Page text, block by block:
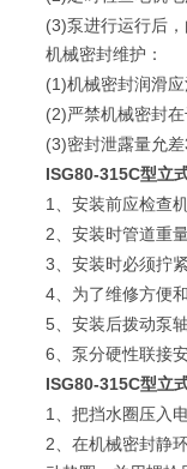
(3)泵进行运行后
机械密封维护：
(1)机械密封润滑
(2)严禁机械密封
(3)密封泄露量允差
ISG80-315C型立
1 、安装前应检查
2、安装时管道重
3、安装时必须拧
4、为了维修方便
5、安装后拨动泵
6、泵分硬性联接
ISG80-315C型立
1 、把挡水圈压入
2、在机械密封静